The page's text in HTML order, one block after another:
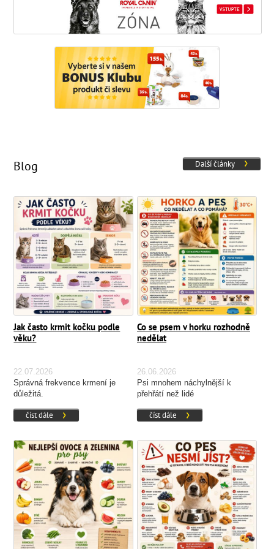
Další články
Blog
Jak často krmit kočku podle
věku?
22.07.2026
Správná frekvence krmení je
důležitá.
číst dále
Co se psem v horku rozhodně
nedělat
26.06.2026
Psi mnohem náchylnější k
přehřátí než lidé
číst dále